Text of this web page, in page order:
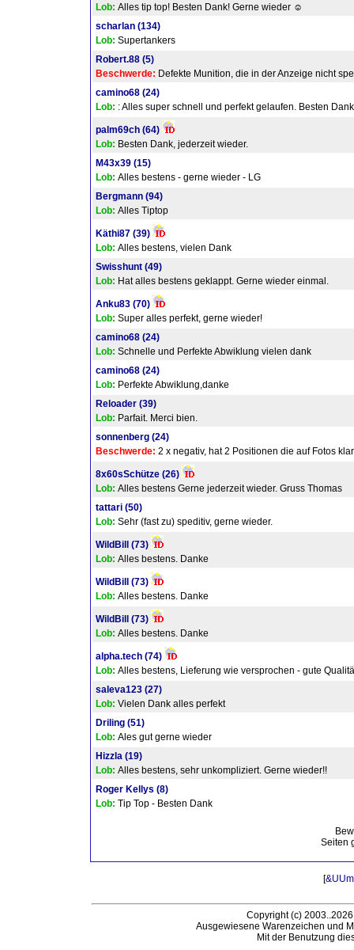
Lob: Alles tip top! Besten Dank! Gerne wieder ☺
scharlan (134)
Lob: Supertankers
Robert.88 (5)
Beschwerde: Defekte Munition, die in der Anzeige nicht
camino68 (24)
Lob: : Alles super schnell und perfekt gelaufen. Besten Dank
palm69ch (64)
Lob: Besten Dank, jederzeit wieder.
M43x39 (15)
Lob: Alles bestens - gerne wieder - LG
Bergmann (94)
Lob: Alles Tiptop
Käthi87 (39)
Lob: Alles bestens, vielen Dank
Swisshunt (49)
Lob: Hat alles bestens geklappt. Gerne wieder einmal.
Anku83 (70)
Lob: Super alles perfekt, gerne wieder!
camino68 (24)
Lob: Schnelle und Perfekte Abwiklung vielen dank
camino68 (24)
Lob: Perfekte Abwiklung,danke
Reloader (39)
Lob: Parfait. Merci bien.
sonnenberg (24)
Beschwerde: 2 x negativ, hat 2 Positionen die auf Fotos
8x60sSchütze (26)
Lob: Alles bestens Gerne jederzeit wieder. Gruss Thomas
tattari (50)
Lob: Sehr (fast zu) speditiv, gerne wieder.
WildBill
(73)
Lob: Alles bestens. Danke
WildBill
(73)
Lob: Alles bestens. Danke
WildBill
(73)
Lob: Alles bestens. Danke
alpha.tech (74)
Lob: Alles bestens, Lieferung wie versprochen - gute
saleva123 (27)
Lob: Vielen Dank alles perfekt
Driling (51)
Lob: Ales gut gerne wieder
Hizzla (19)
Lob: Alles bestens, sehr unkompliziert. Gerne wieder!!
Roger Kellys (8)
Lob: Tip Top - Besten Dank
Seiten
[
Copyright (c)
Ausgewiesene Warenzeichen und
Mit der Benutzung